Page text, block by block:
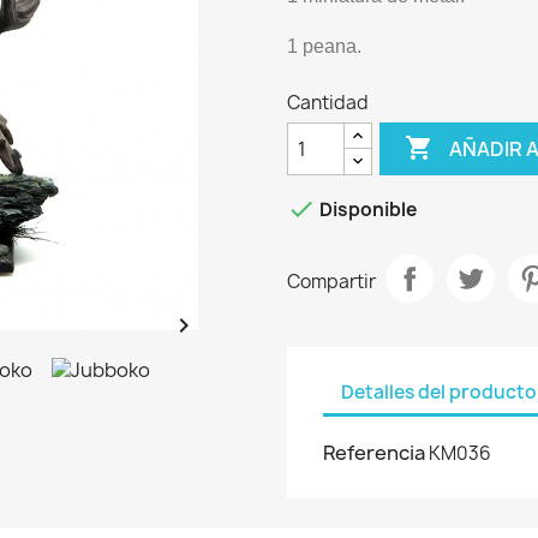

1 peana.
Cantidad
 AÑADIR
 Disponible
Compartir
Detalles del producto
ReferenciaKM036